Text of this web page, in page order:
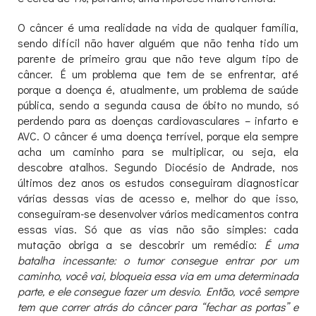
O câncer é uma realidade na vida de qualquer família,
sendo difícil não haver alguém que não tenha tido um
parente de primeiro grau que não teve algum tipo de
câncer. É um problema que tem de se enfrentar, até
porque a doença é, atualmente, um problema de saúde
pública, sendo a segunda causa de óbito no mundo, só
perdendo para as doenças cardiovasculares – infarto e
AVC. O câncer é uma doença terrível, porque ela sempre
acha um caminho para se multiplicar, ou seja, ela
descobre atalhos. Segundo Diocésio de Andrade, nos
últimos dez anos os estudos conseguiram diagnosticar
várias dessas vias de acesso e, melhor do que isso,
conseguiram-se desenvolver vários medicamentos contra
essas vias. Só que as vias não são simples: cada
mutação obriga a se descobrir um remédio: É uma
batalha incessante: o tumor consegue entrar por um
caminho, você vai, bloqueia essa via em uma determinada
parte, e ele consegue fazer um desvio. Então, você sempre
tem que correr atrás do câncer para “fechar as portas” e